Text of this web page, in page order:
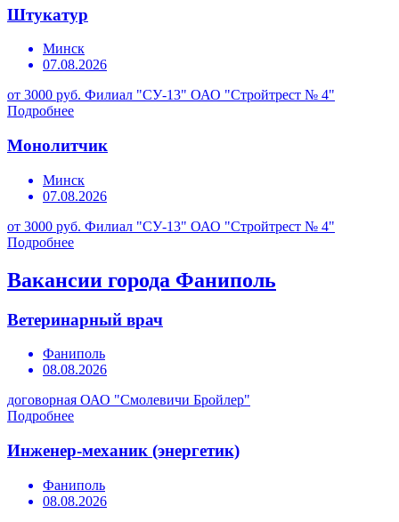
Штукатур
Минск
07.08.2026
от 3000 руб. Филиал "СУ-13" ОАО "Стройтрест № 4"
Подробнее
Монолитчик
Минск
07.08.2026
от 3000 руб. Филиал "СУ-13" ОАО "Стройтрест № 4"
Подробнее
Вакансии города Фаниполь
Ветеринарный врач
Фаниполь
08.08.2026
договорная ОАО "Смолевичи Бройлер"
Подробнее
Инженер-механик (энергетик)
Фаниполь
08.08.2026